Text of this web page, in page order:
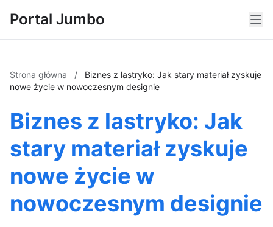
Portal Jumbo
Strona główna /
Biznes z lastryko: Jak stary materiał zyskuje
nowe życie w nowoczesnym designie
Biznes z lastryko: Jak
stary materiał zyskuje
nowe życie w
nowoczesnym designie